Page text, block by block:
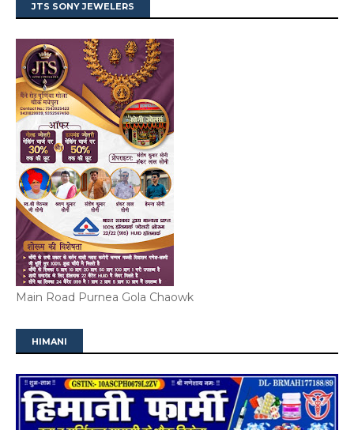
JTS SONY JEWELERS
Main Road Purnea Gola Chaowk
HIMANI